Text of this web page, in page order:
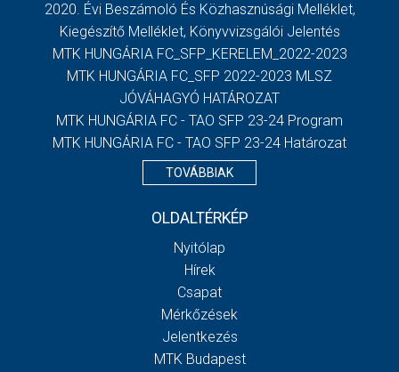
2020. Évi Beszámoló És Közhasznúsági Melléklet,
Kiegészítő Melléklet, Könyvvizsgálói Jelentés
MTK HUNGÁRIA FC_SFP_KERELEM_2022-2023
MTK HUNGÁRIA FC_SFP 2022-2023 MLSZ
JÓVÁHAGYÓ HATÁROZAT
MTK HUNGÁRIA FC - TAO SFP 23-24 Program
MTK HUNGÁRIA FC - TAO SFP 23-24 Határozat
TOVÁBBIAK
OLDALTÉRKÉP
Nyitólap
Hírek
Csapat
Mérkőzések
Jelentkezés
MTK Budapest